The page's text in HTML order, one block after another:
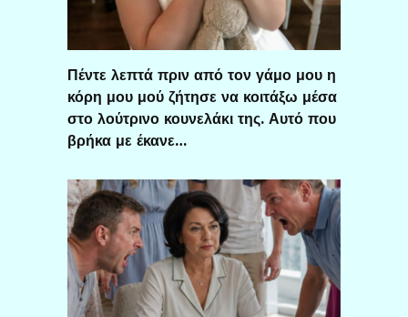
Πέντε λεπτά πριν από τον γάμο μου η
κόρη μου μού ζήτησε να κοιτάξω μέσα
στο λούτρινο κουνελάκι της. Αυτό που
βρήκα με έκανε…